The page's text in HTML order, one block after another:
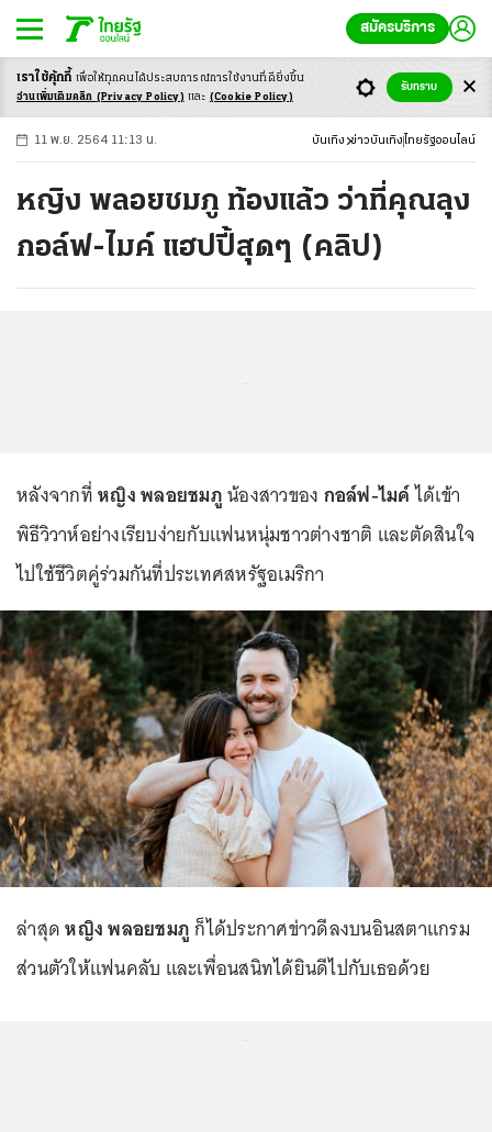
สมัครบริการ
-ก ก ก+
11 พ.ย. 2564 11:13 น. บันเทิง ข่าวบันเทิง ไทยรัฐออนไลน์
หญิง พลอยชมภู ท้องแล้ว ว่าที่คุณลุง
กอล์ฟ-ไมค์ แฮปปี้สุดๆ (คลิป)
หลังจากที่หญิง พลอยชมภูน้องสาวของ กอล์ฟ-ไมค์ได้เข้า
พิธีวิวาห์อย่างเรียบง่ายกับแฟนหนุ่มชาวต่างชาติ และตัดสินใจ
ไปใช้ชีวิตคู่ร่วมกันที่ประเทศสหรัฐอเมริกา
ล่าสุดหญิง พลอยชมภูก็ได้ประกาศข่าวดีลงบนอินสตาแกรม
ส่วนตัวให้แฟนคลับ และเพื่อนสนิทได้ยินดีไปกับเธอด้วย
เราใช้คุ้กกี้ เพื่อให้ทุกคนได้ประสบการณ์การใช้งานที่ดียิ่งขึ้น
อ่านเพิ่มเติมคลิก (Privacy Policy) และ (Cookie Policy)
รับทราบ